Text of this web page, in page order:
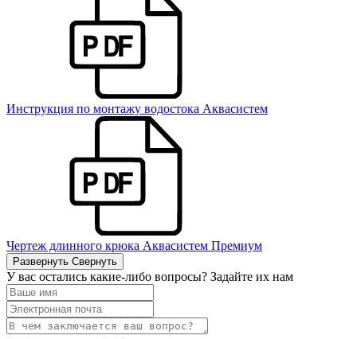
Инструкция по монтажу водостока Аквасистем
Чертеж длинного крюка Аквасистем Премиум
Развернуть Свернуть
У вас остались какие-либо вопросы? Задайте их нам